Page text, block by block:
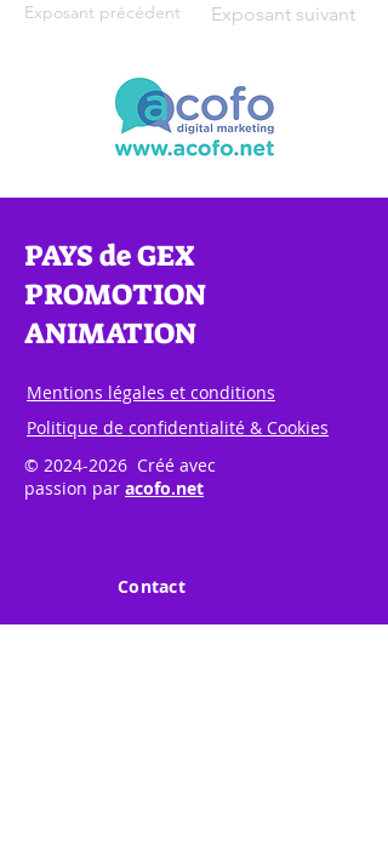
Exposant précédent Exposant suivant
PAYS de GEX
PROMOTION
ANIMATION
Mentions légales et conditions
Politique de confidentialité & Cookies
© 2024-2026 Créé avec
passion par acofo.net
Contact
Pays de Gex